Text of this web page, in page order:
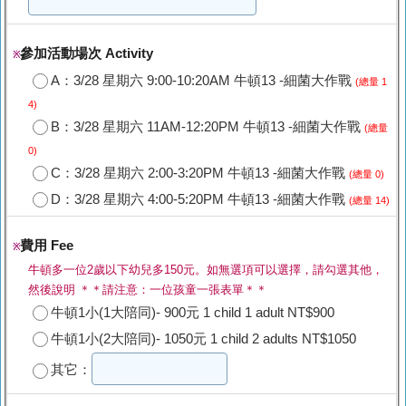
※參加活動場次 Activity
A：3/28 星期六 9:00-10:20AM 牛頓13 -細菌大作戰 (總量 1
4)
B：3/28 星期六 11AM-12:20PM 牛頓13 -細菌大作戰 (總量
0)
C：3/28 星期六 2:00-3:20PM 牛頓13 -細菌大作戰 (總量 0)
D：3/28 星期六 4:00-5:20PM 牛頓13 -細菌大作戰 (總量 14)
※費用 Fee
牛頓多一位2歲以下幼兒多150元。如無選項可以選擇，請勾選其他，
然後說明 ＊＊請注意：一位孩童一張表單＊＊
牛頓1小(1大陪同)- 900元 1 child 1 adult NT$900
牛頓1小(2大陪同)- 1050元 1 child 2 adults NT$1050
其它：